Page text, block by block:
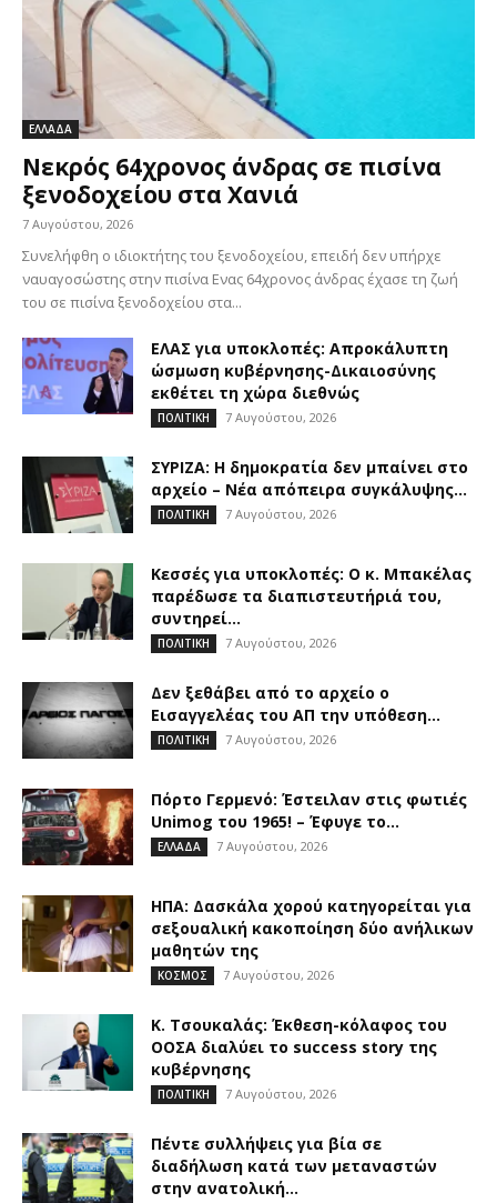
ΕΛΛΑΔΑ
Νεκρός 64χρονος άνδρας σε πισίνα
ξενοδοχείου στα Χανιά
7 Αυγούστου, 2026
Συνελήφθη ο ιδιοκτήτης του ξενοδοχείου, επειδή δεν υπήρχε
ναυαγοσώστης στην πισίνα Ενας 64χρονος άνδρας έχασε τη ζωή
του σε πισίνα ξενοδοχείου στα...
ΕΛΑΣ για υποκλοπές: Απροκάλυπτη
ώσμωση κυβέρνησης-Δικαιοσύνης
εκθέτει τη χώρα διεθνώς
ΠΟΛΙΤΙΚΗ 7 Αυγούστου, 2026
ΣΥΡΙΖΑ: Η δημοκρατία δεν μπαίνει στο
αρχείο – Νέα απόπειρα συγκάλυψης...
ΠΟΛΙΤΙΚΗ 7 Αυγούστου, 2026
Κεσσές για υποκλοπές: Ο κ. Μπακέλας
παρέδωσε τα διαπιστευτήριά του,
συντηρεί...
ΠΟΛΙΤΙΚΗ 7 Αυγούστου, 2026
Δεν ξεθάβει από το αρχείο ο
Εισαγγελέας του ΑΠ την υπόθεση...
ΠΟΛΙΤΙΚΗ 7 Αυγούστου, 2026
Πόρτο Γερμενό: Έστειλαν στις φωτιές
Unimog του 1965! – Έφυγε το...
ΕΛΛΑΔΑ 7 Αυγούστου, 2026
ΗΠΑ: Δασκάλα χορού κατηγορείται για
σεξουαλική κακοποίηση δύο ανήλικων
μαθητών της
ΚΟΣΜΟΣ 7 Αυγούστου, 2026
Κ. Τσουκαλάς: Έκθεση-κόλαφος του
ΟΟΣΑ διαλύει το success story της
κυβέρνησης
ΠΟΛΙΤΙΚΗ 7 Αυγούστου, 2026
Πέντε συλλήψεις για βία σε
διαδήλωση κατά των μεταναστών
στην ανατολική...